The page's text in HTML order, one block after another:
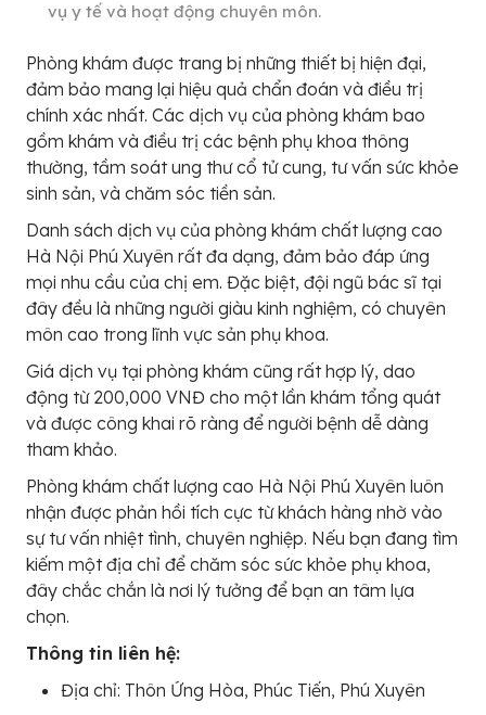
vụ y tế và hoạt động chuyên môn.
Phòng khám được trang bị những thiết bị hiện đại,
đảm bảo mang lại hiệu quả chẩn đoán và điều trị
chính xác nhất. Các dịch vụ của phòng khám bao
gồm khám và điều trị các bệnh phụ khoa thông
thường, tầm soát ung thư cổ tử cung, tư vấn sức khỏe
sinh sản, và chăm sóc tiền sản.
Danh sách dịch vụ của phòng khám chất lượng cao
Hà Nội Phú Xuyên rất đa dạng, đảm bảo đáp ứng
mọi nhu cầu của chị em. Đặc biệt, đội ngũ bác sĩ tại
đây đều là những người giàu kinh nghiệm, có chuyên
môn cao trong lĩnh vực sản phụ khoa.
Giá dịch vụ tại phòng khám cũng rất hợp lý, dao
động từ 200,000 VNĐ cho một lần khám tổng quát
và được công khai rõ ràng để người bệnh dễ dàng
tham khảo.
Phòng khám chất lượng cao Hà Nội Phú Xuyên luôn
nhận được phản hồi tích cực từ khách hàng nhờ vào
sự tư vấn nhiệt tình, chuyên nghiệp. Nếu bạn đang tìm
kiếm một địa chỉ để chăm sóc sức khỏe phụ khoa,
đây chắc chắn là nơi lý tưởng để bạn an tâm lựa
chọn.
Thông tin liên hệ:
Địa chỉ: Thôn Ứng Hòa, Phúc Tiến, Phú Xuyên